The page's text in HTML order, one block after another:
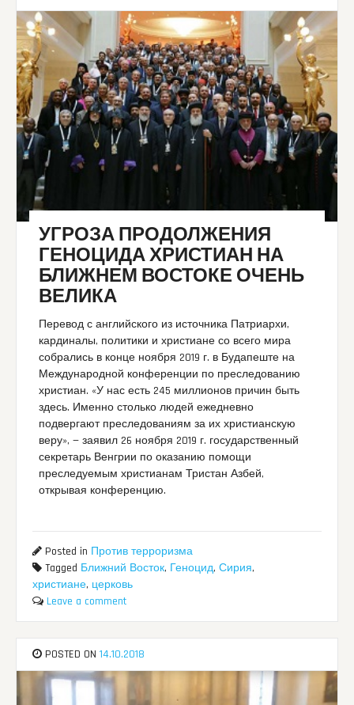
УГРОЗА ПРОДОЛЖЕНИЯ
ГЕНОЦИДА ХРИСТИАН НА
БЛИЖНЕМ ВОСТОКЕ ОЧЕНЬ
ВЕЛИКА
Перевод с английского из источника Патриархи,
кардиналы, политики и христиане со всего мира
собрались в конце ноября 2019 г. в Будапеште на
Международной конференции по преследованию
христиан. «У нас есть 245 миллионов причин быть
здесь. Именно столько людей ежедневно
подвергают преследованиям за их христианскую
веру», — заявил 26 ноября 2019 г. государственный
секретарь Венгрии по оказанию помощи
преследуемым христианам Тристан Азбей,
открывая конференцию.
Posted in Против терроризма
Tagged Ближний Восток, Геноцид,Сирия,
христиане, церковь
Leave a comment
POSTED ON14.10.2018